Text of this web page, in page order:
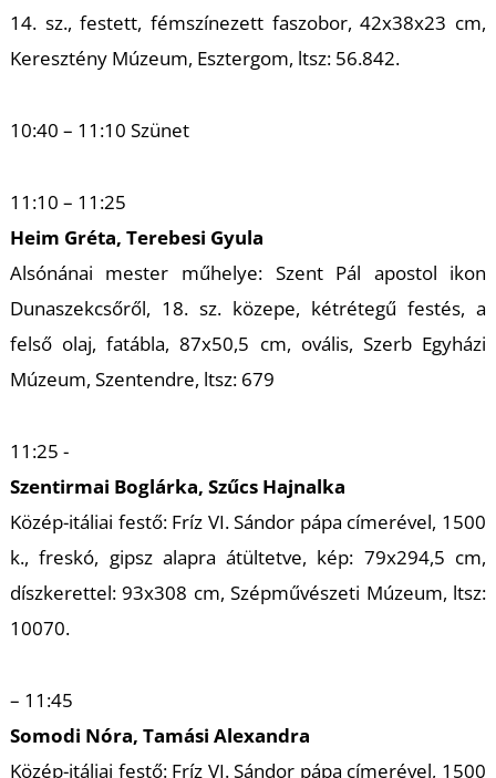
14. sz., festett, fémszínezett faszobor, 42x38x23 cm,
Keresztény Múzeum, Esztergom, ltsz: 56.842.
10:40 – 11:10 Szünet
11:10 – 11:25
Heim Gréta, Terebesi Gyula
Alsónánai mester műhelye: Szent Pál apostol ikon
Dunaszekcsőről, 18. sz. közepe, kétrétegű festés, a
felső olaj, fatábla, 87x50,5 cm, ovális, Szerb Egyházi
Múzeum, Szentendre, ltsz: 679
11:25 -
Szentirmai Boglárka, Szűcs Hajnalka
Közép-itáliai festő: Fríz VI. Sándor pápa címerével, 1500
k., freskó, gipsz alapra átültetve, kép: 79x294,5 cm,
díszkerettel: 93x308 cm, Szépművészeti Múzeum, ltsz:
10070.
– 11:45
Somodi Nóra, Tamási Alexandra
Közép-itáliai festő: Fríz VI. Sándor pápa címerével, 1500